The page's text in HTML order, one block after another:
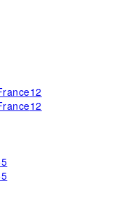
12
12